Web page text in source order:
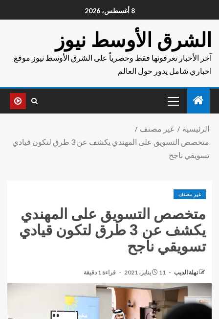
8 أغسطس، 2026
الشرق الأوسط نيوز
آخر الأخبار تعرفونها فقط وحصرياً على الشرق الأوسط نيوز موقع
اخباري شامل يدور حول العالم
الرئيسية
غير مصنف
متخصص التسويق على المهندي يكشف عن 3 طرق لتكون قيادي
تسويقي ناجح
غير مصنف
متخصص التسويق على المهندي
يكشف عن 3 طرق لتكون قيادي
تسويقي ناجح
نهلة الديب 11 يناير، 2021 قراءة 1 دقيقة